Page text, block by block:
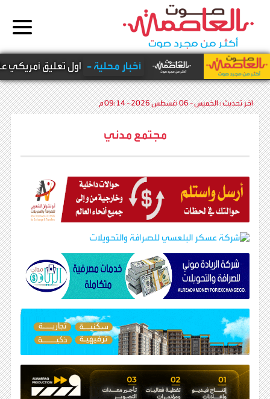
أخبار محلية - اول تعليق أمريكي على
آخر تحديث :الخميس - 06 أغسطس 2026 - 09:14 م
مجتمع مدني